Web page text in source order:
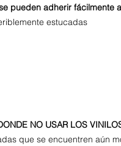
pueden adherir fácilmente
estucadas
NO USAR LOS
que se encuentren aún